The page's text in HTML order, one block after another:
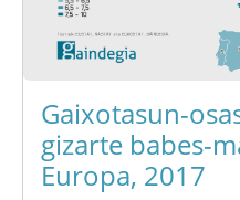
Gaixotasun-
gizarte babes-
Europa, 2017